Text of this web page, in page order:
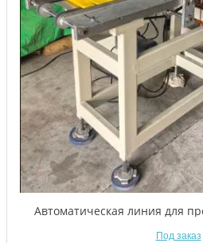
Автоматическая линия для
Под заказ